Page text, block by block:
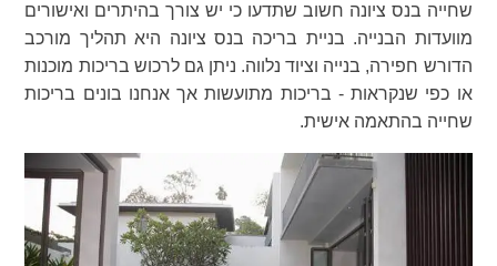
שחייה בנס ציונה חשוב שתדעו כי יש צורך בהיתרים ואישורים
מוועדות הבנייה. בניית בריכה בנס ציונה היא תהליך מורכב
הדורש חפירה, בנייה וציוד נלווה. ניתן גם לרכוש בריכות מוכנות
או כפי שנקראות - בריכות מתועשות אך אנחנו בונים בריכות
שחייה בהתאמה אישית.